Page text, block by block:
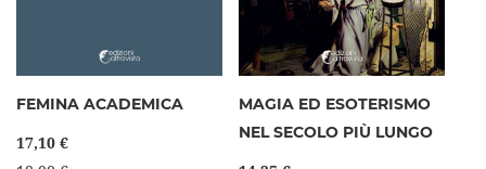
FEMINA ACADEMICA
17,10 €
MAGIA ED ESOTERISMO
NEL SECOLO PIÙ LUNGO